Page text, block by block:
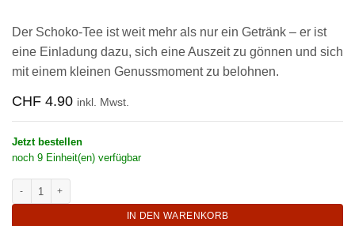
Der Schoko-Tee ist weit mehr als nur ein Getränk – er ist
eine Einladung dazu, sich eine Auszeit zu gönnen und sich
mit einem kleinen Genussmoment zu belohnen.
CHF 4.90 inkl. Mwst.
Jetzt bestellen
noch 9 Einheit(en) verfügbar
IN DEN WARENKORB